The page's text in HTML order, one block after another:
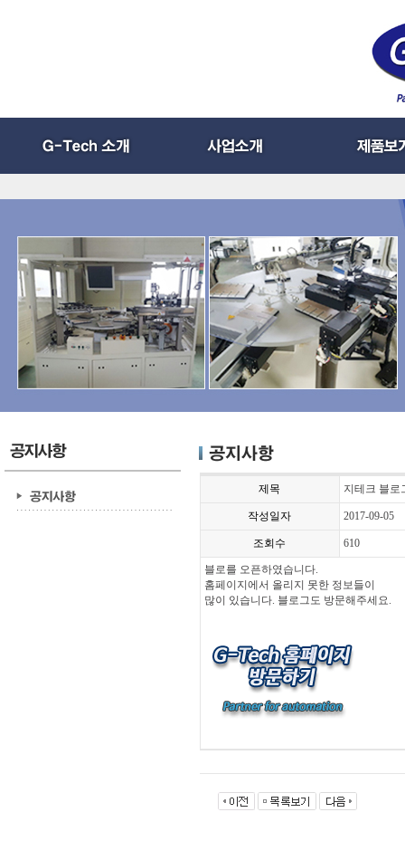
제목 지테크 블로
작성일자 2017-09-05
조회수 610
블로를 오픈하였습니다.
홈페이지에서 올리지 못한 정보들이
많이 있습니다. 블로그도 방문해주세요.